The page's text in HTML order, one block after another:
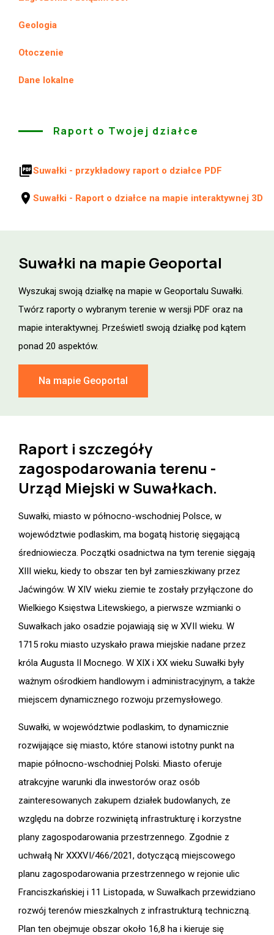
Geologia
Otoczenie
Dane lokalne
Raport o Twojej działce
picture_as_pdfSuwałki - przykładowy raport o działce PDF
location_on Suwałki - Raport o działce na mapie interaktywnej 3D
Suwałki na mapie Geoportal
Wyszukaj swoją działkę na mapie w Geoportalu Suwałki.
Twórz raporty o wybranym terenie w wersji PDF oraz na
mapie interaktywnej. Prześwietl swoją działkę pod kątem
ponad 20 aspektów.
Na mapie Geoportal
Raport i szczegóły
zagospodarowania terenu -
Urząd Miejski w Suwałkach.
Suwałki, miasto w północno-wschodniej Polsce, w
województwie podlaskim, ma bogatą historię sięgającą
średniowiecza. Początki osadnictwa na tym terenie sięgają
XIII wieku, kiedy to obszar ten był zamieszkiwany przez
Jaćwingów. W XIV wieku ziemie te zostały przyłączone do
Wielkiego Księstwa Litewskiego, a pierwsze wzmianki o
Suwałkach jako osadzie pojawiają się w XVII wieku. W
1715 roku miasto uzyskało prawa miejskie nadane przez
króla Augusta II Mocnego. W XIX i XX wieku Suwałki były
ważnym ośrodkiem handlowym i administracyjnym, a także
miejscem dynamicznego rozwoju przemysłowego.
Suwałki, w województwie podlaskim, to dynamicznie
rozwijające się miasto, które stanowi istotny punkt na
mapie północno-wschodniej Polski. Miasto oferuje
atrakcyjne warunki dla inwestorów oraz osób
zainteresowanych zakupem działek budowlanych, ze
względu na dobrze rozwiniętą infrastrukturę i korzystne
plany zagospodarowania przestrzennego. Zgodnie z
uchwałą Nr XXXVI/466/2021, dotyczącą miejscowego
planu zagospodarowania przestrzennego w rejonie ulic
Franciszkańskiej i 11 Listopada, w Suwałkach przewidziano
rozwój terenów mieszkalnych z infrastrukturą techniczną.
Plan ten obejmuje obszar około 16,8 ha i kieruje się